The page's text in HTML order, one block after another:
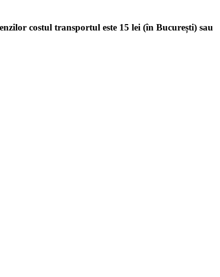
costul transportul este 15 lei (în București) sau